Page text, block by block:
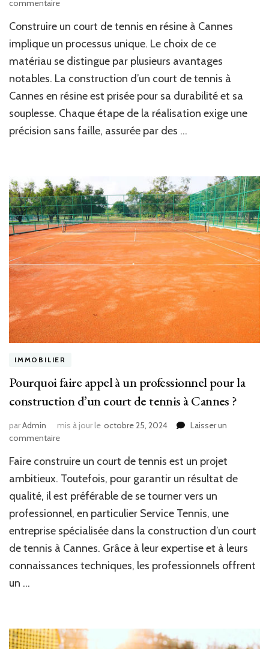
commentairesur
ce
qui
différencie
la
construction
d’un
court
de
tennis
résine
?
Construire un court de tennis en résine à Cannes
implique un processus unique. Le choix de ce
matériau se distingue par plusieurs avantages
notables. La construction d’un court de tennis à
Cannes en résine est prisée pour sa durabilité et sa
souplesse. Chaque étape de la réalisation exige une
précision sans faille, assurée par des …
IMMOBILIER
Pourquoi faire appel à un professionnel pour la
construction d’un court de tennis à Cannes ?
parAdmin mis à jour le octobre 25, 2024
Laisser un
commentairesur
faire
appel
un
professionnel
pour
la
construction
d’un
Cannes
?
Faire construire un court de tennis est un projet
ambitieux. Toutefois, pour garantir un résultat de
qualité, il est préférable de se tourner vers un
professionnel, en particulier Service Tennis, une
entreprise spécialisée dans la construction d’un court
de tennis à Cannes. Grâce à leur expertise et à leurs
connaissances techniques, les professionnels offrent
un …